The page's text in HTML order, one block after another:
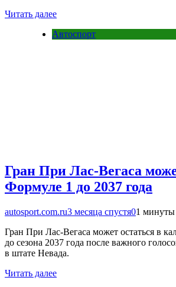
Читать далее
Автоспорт
Гран При Лас-Вегаса
Формуле 1 до 2037 года
autosport.com.ru3 месяца спустя01 минуты
Гран При Лас-Вегаса может остаться в
до сезона 2037 года после важного
в штате Невада.
Читать далее